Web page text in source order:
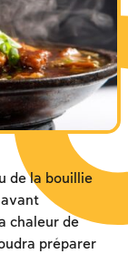
de la bouillie
chaleur de
préparer